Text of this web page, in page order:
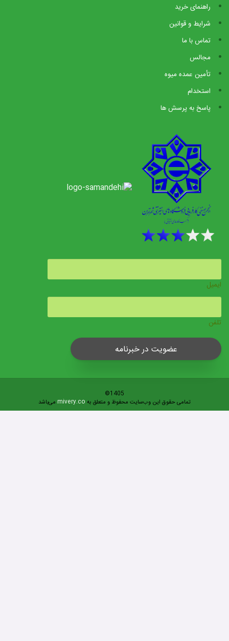
راهنمای خرید
شرایط و قوانین
تماس با ما
مجالس
تأمین عمده میوه
استخدام
پاسخ به پرسش ها
ایمیل
تلفن
عضویت در خبرنامه
1405©
تمامی حقوق این وب‌سایت محفوظ و متعلق به mivery.co می‌باشد